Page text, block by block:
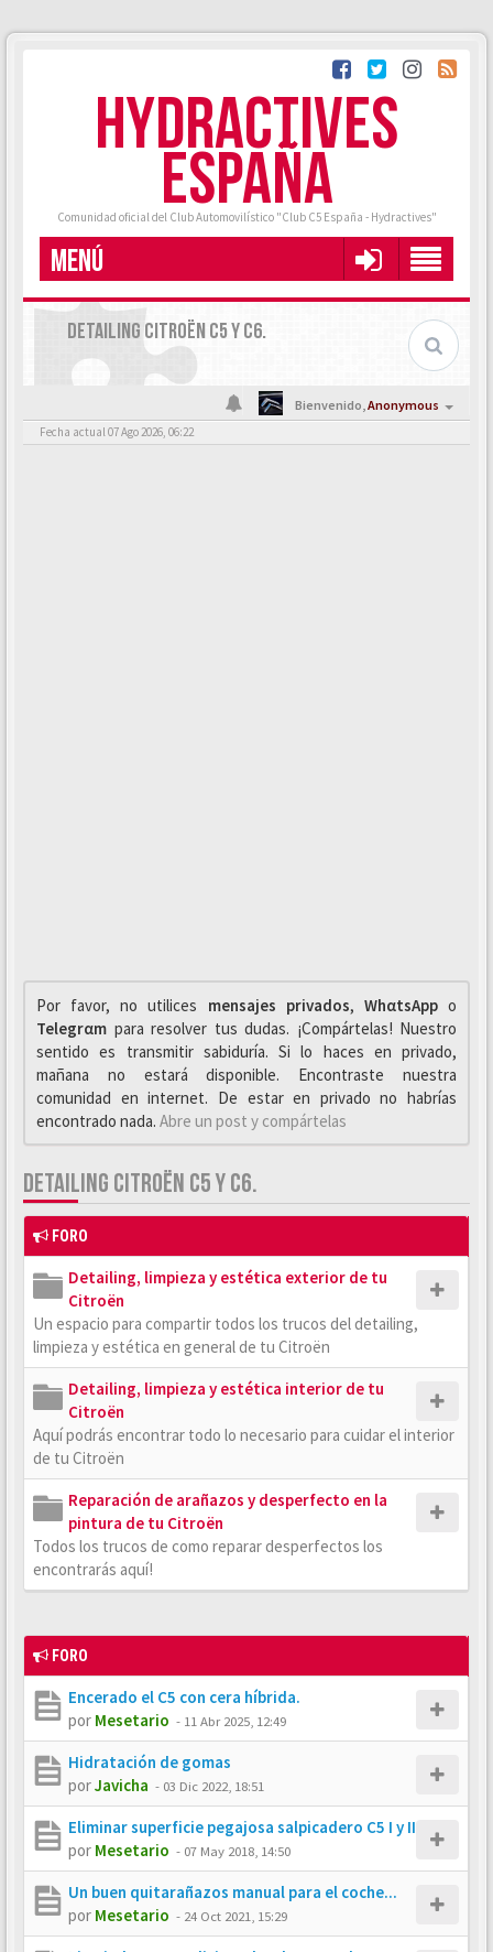
HYDRACTIVES
ESPAÑA
Comunidad oficial del Club Automovilístico "Club C5 España - Hydractives"
MENÚ
DETAILING CITROËN C5 Y C6.
Bienvenido,Anonymous
Fecha actual 07 Ago 2026, 06:22
Por favor, no utilices mensajes privados, WhαtsAppo
Telegrαm para resolver tus dudas. ¡Compártelas! Nuestro
sentido es transmitir sabiduría. Si lo haces en privado,
mañana no estará disponible. Encontraste nuestra
comunidad en internet. De estar en privado no habrías
encontrado nada. Abre un post y compártelas
DETAILING CITROËN C5 Y C6.
FORO
Detailing, limpieza y estética exterior de tu
Citroën
Un espacio para compartir todos los trucos del detailing,
limpieza y estética en general de tu Citroën
Detailing, limpieza y estética interior de tu
Citroën
Aquí podrás encontrar todo lo necesario para cuidar el interior
de tu Citroën
Reparación de arañazos y desperfecto en la
pintura de tu Citroën
Todos los trucos de como reparar desperfectos los
encontrarás aquí!
FORO
Encerado el C5 con cera híbrida.
por Mesetario - 11 Abr 2025, 12:49
Hidratación de gomas
porJavicha - 03 Dic 2022, 18:51
Eliminar superficie pegajosa salpicadero C5 I y II
por Mesetario - 07 May 2018, 14:50
Un buen quitarañazos manual para el coche...
por Mesetario - 24 Oct 2021, 15:29